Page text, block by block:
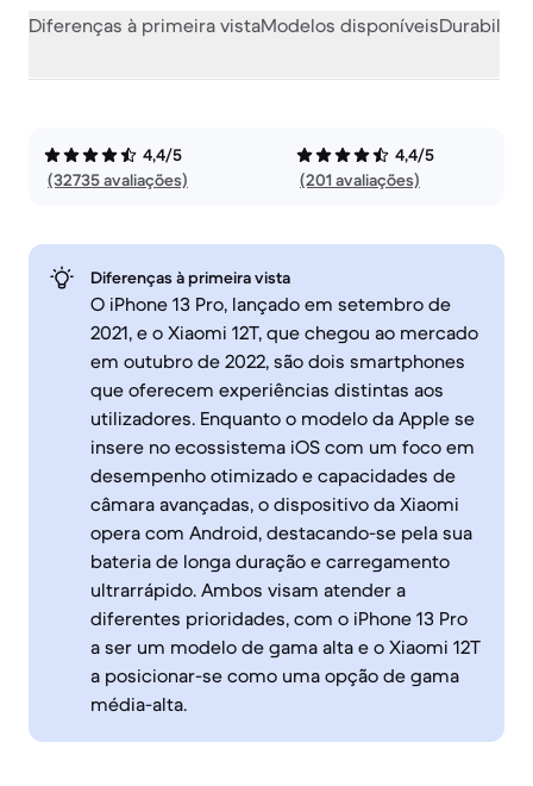
Diferenças à primeira vistaModelos disponíveis
4,4/5
(32735 avaliações)
4,4/5
(201 avaliações)
Diferenças à primeira vista
O iPhone 13 Pro, lançado em setembro de
2021, e o Xiaomi 12T, que chegou ao mercado
em outubro de 2022, são dois smartphones
que oferecem experiências distintas aos
utilizadores. Enquanto o modelo da Apple se
insere no ecossistema iOS com um foco em
desempenho otimizado e capacidades de
câmara avançadas, o dispositivo da Xiaomi
opera com Android, destacando-se pela sua
bateria de longa duração e carregamento
ultrarrápido. Ambos visam atender a
diferentes prioridades, com o iPhone 13 Pro
a ser um modelo de gama alta e o Xiaomi 12T
a posicionar-se como uma opção de gama
média-alta.